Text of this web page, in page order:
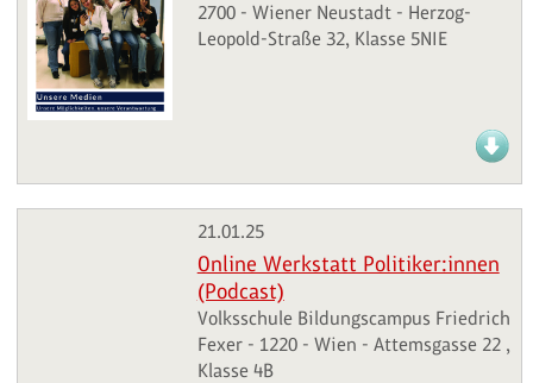
2700 - Wiener Neustadt - Herzog-
Leopold-Straße 32, Klasse 5NIE
21.01.25
Online Werkstatt Politiker:innen
(Podcast)
Volksschule Bildungscampus Friedrich
Fexer - 1220 - Wien - Attemsgasse 22 ,
Klasse 4B